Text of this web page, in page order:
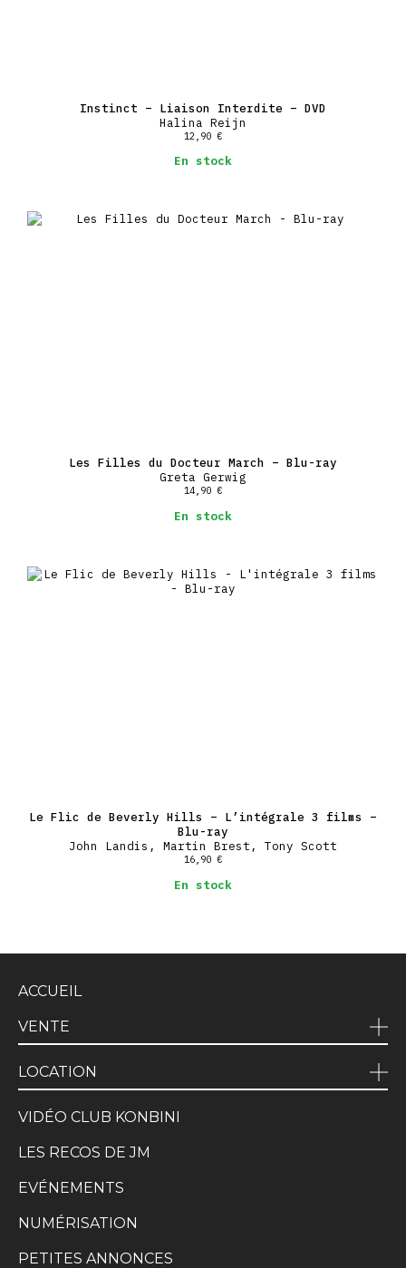
Instinct – Liaison Interdite – DVD
Halina Reijn
12,90 €
En stock
Les Filles du Docteur March – Blu-ray
Greta Gerwig
14,90 €
En stock
Le Flic de Beverly Hills – L’intégrale 3 films –
Blu-ray
John Landis, Martin Brest, Tony Scott
16,90 €
En stock
ACCUEIL
VENTE
LOCATION
VIDÉO CLUB KONBINI
LES RECOS DE JM
EVÉNEMENTS
NUMÉRISATION
PETITES ANNONCES